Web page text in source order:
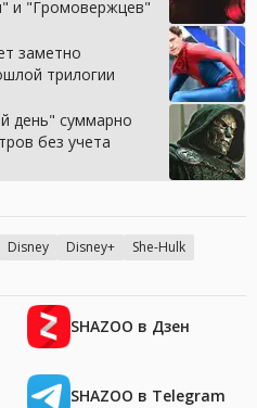
и "Громовержцев"
заметно
трилогии
день" суммарно
без учета
Disney Disney+ She-Hulk
SHAZOO в Дзен
SHAZOO в Telegram